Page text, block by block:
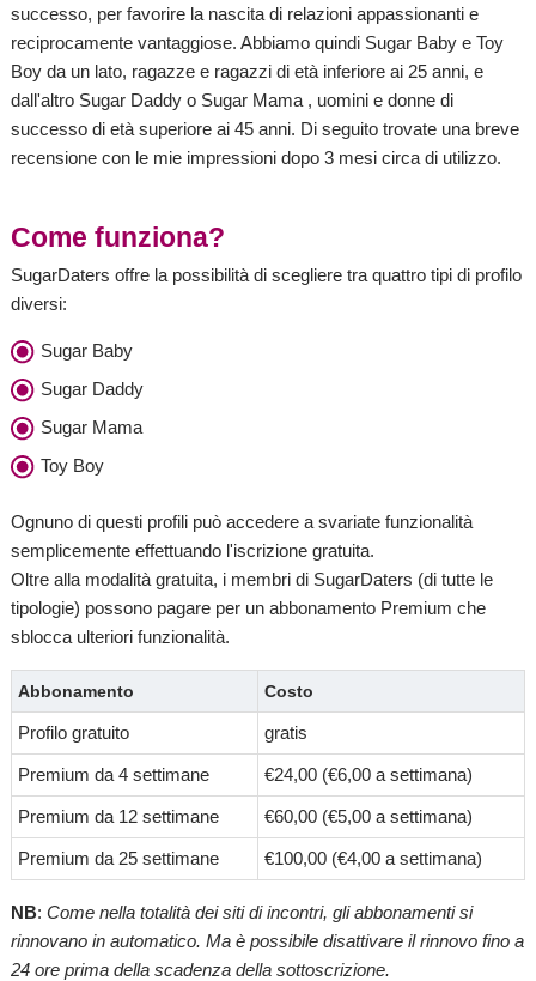
successo, per favorire la nascita di relazioni appassionanti e
reciprocamente vantaggiose. Abbiamo quindi Sugar Baby e Toy
Boy da un lato, ragazze e ragazzi di età inferiore ai 25 anni, e
dall'altro Sugar Daddy o Sugar Mama , uomini e donne di
successo di età superiore ai 45 anni. Di seguito trovate una breve
recensione con le mie impressioni dopo 3 mesi circa di utilizzo.
Come funziona?
SugarDaters offre la possibilità di scegliere tra quattro tipi di profilo
diversi:
Sugar Baby
Sugar Daddy
Sugar Mama
Toy Boy
Ognuno di questi profili può accedere a svariate funzionalità
semplicemente effettuando l'iscrizione gratuita.
Oltre alla modalità gratuita, i membri di SugarDaters (di tutte le
tipologie) possono pagare per un abbonamento Premium che
sblocca ulteriori funzionalità.
Abbonamento Costo
Profilo gratuito gratis
Premium da 4 settimane €24,00 (€6,00 a settimana)
Premium da 12 settimane €60,00 (€5,00 a settimana)
Premium da 25 settimane €100,00 (€4,00 a settimana)
NB: Come nella totalità dei siti di incontri, gli abbonamenti si
rinnovano in automatico. Ma è possibile disattivare il rinnovo fino a
24 ore prima della scadenza della sottoscrizione.